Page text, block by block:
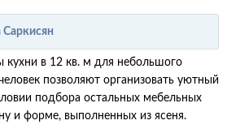
кухни в 12 кв. м для небольшого
позволяют организовать уютный
подбора остальных мебельных
и форме, выполненных из ясеня.